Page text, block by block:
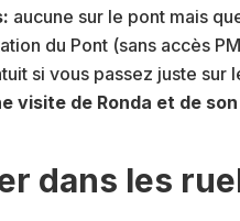
aucune sur le pont mais
du Pont (sans accès
si vous passez juste sur
visite de Ronda et de
dans les